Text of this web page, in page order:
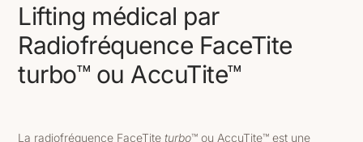
Lifting médical par
Radiofréquence FaceTite
turbo™ ou AccuTite™
La radiofréquence FaceTiteturbo™ ou AccuTite™ est une